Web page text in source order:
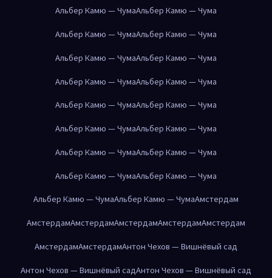
Альбер Камю — ЧумаАльбер Камю — Чума
Альбер Камю — ЧумаАльбер Камю — Чума
Альбер Камю — ЧумаАльбер Камю — Чума
Альбер Камю — ЧумаАльбер Камю — Чума
Альбер Камю — ЧумаАльбер Камю — Чума
Альбер Камю — ЧумаАльбер Камю — Чума
Альбер Камю — ЧумаАльбер Камю — Чума
Альбер Камю — ЧумаАльбер Камю — Чума
Альбер Камю — ЧумаАльбер Камю — ЧумаАмстердам
АмстердамАмстердамАмстердамАмстердамАмстердам
АмстердамАмстердамАнтон Чехов — Вишнёвый сад
Антон Чехов — Вишнёвый садАнтон Чехов — Вишнёвый сад